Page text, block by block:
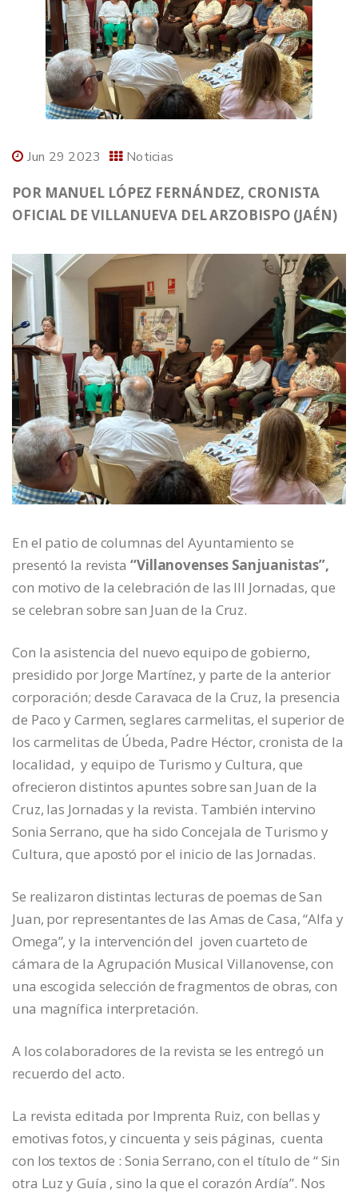
Jun 29 2023 Noticias
POR MANUEL LÓPEZ FERNÁNDEZ, CRONISTA
OFICIAL DE VILLANUEVA DEL ARZOBISPO (JAÉN)
En el patio de columnas del Ayuntamiento se
presentó la revista “Villanovenses Sanjuanistas”,
con motivo de la celebración de las III Jornadas, que
se celebran sobre san Juan de la Cruz.
Con la asistencia del nuevo equipo de gobierno,
presidido por Jorge Martínez, y parte de la anterior
corporación; desde Caravaca de la Cruz, la presencia
de Paco y Carmen, seglares carmelitas, el superior de
los carmelitas de Úbeda, Padre Héctor, cronista de la
localidad, y equipo de Turismo y Cultura, que
ofrecieron distintos apuntes sobre san Juan de la
Cruz, las Jornadas y la revista. También intervino
Sonia Serrano, que ha sido Concejala de Turismo y
Cultura, que apostó por el inicio de las Jornadas.
Se realizaron distintas lecturas de poemas de San
Juan, por representantes de las Amas de Casa, “Alfa y
Omega”, y la intervención del joven cuarteto de
cámara de la Agrupación Musical Villanovense, con
una escogida selección de fragmentos de obras, con
una magnífica interpretación.
A los colaboradores de la revista se les entregó un
recuerdo del acto.
La revista editada por Imprenta Ruiz, con bellas y
emotivas fotos, y cincuenta y seis páginas, cuenta
con los textos de : Sonia Serrano, con el título de “ Sin
otra Luz y Guía , sino la que el corazón Ardía”. Nos